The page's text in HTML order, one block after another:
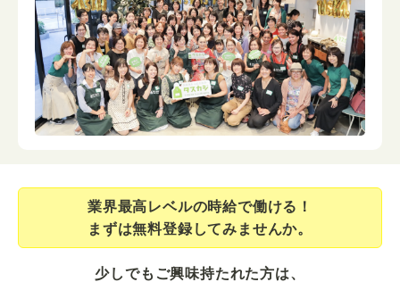
業界最⾼レベルの時給で働ける！
まずは無料登録してみませんか。
少しでもご興味持たれた方は、